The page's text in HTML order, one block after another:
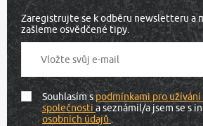
Zaregistrujte se k odběru newsletteru a
zašleme osvědčené tipy.
Souhlasím spodmínkami pro
společnostia seznámil/a jsem se s
osobních údajů.